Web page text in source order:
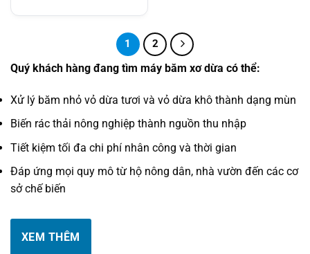
từ
47.407.500₫
1 2
Quý khách hàng đang tìm máy băm xơ dừa có thể:
Xử lý băm nhỏ vỏ dừa tươi và vỏ dừa khô thành dạng mùn
Biến rác thải nông nghiệp thành nguồn thu nhập
Tiết kiệm tối đa chi phí nhân công và thời gian
Đáp ứng mọi quy mô từ hộ nông dân, nhà vườn đến các cơ
sở chế biến
XEM THÊM